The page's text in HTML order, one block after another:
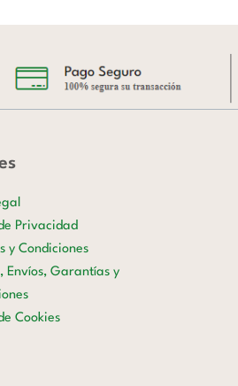
Privacidad
y Condiciones
Envíos, Garantías y
Cookies